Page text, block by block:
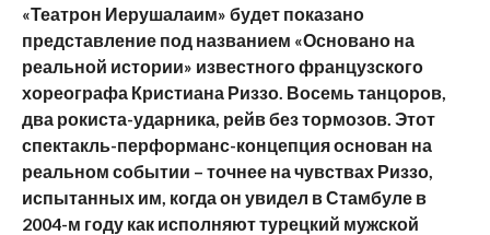
«Театрон Иерушалаим» будет показано
представление под названием «Основано на
реальной истории» известного французского
хореографа Кристиана Риззо. Восемь танцоров,
два рокиста-ударника, рейв без тормозов. Этот
спектакль-перформанс-концепция основан на
реальном событии – точнее на чувствах Риззо,
испытанных им, когда он увидел в Стамбуле в
2004-м году как исполняют турецкий мужской